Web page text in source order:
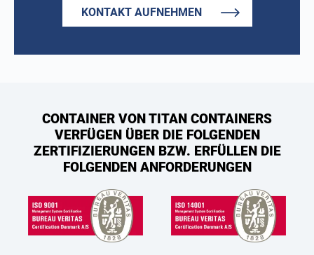
KONTAKT AUFNEHMEN
CONTAINER VON TITAN CONTAINERS
VERFÜGEN ÜBER DIE FOLGENDEN
ZERTIFIZIERUNGEN BZW. ERFÜLLEN DIE
FOLGENDEN ANFORDERUNGEN